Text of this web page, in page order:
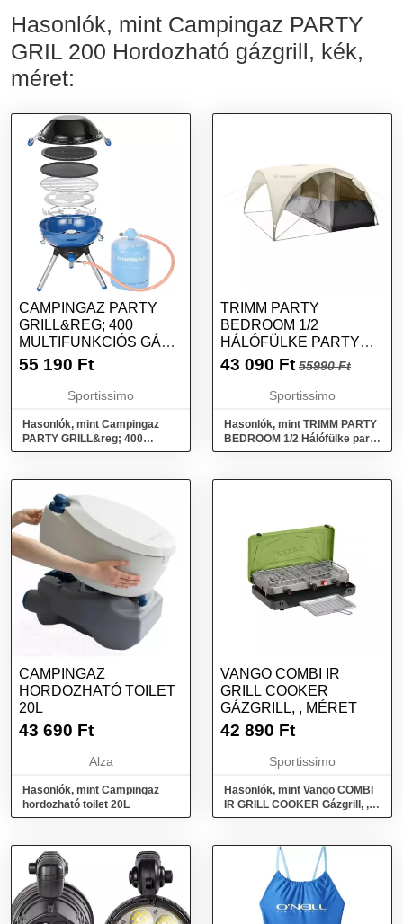
Hasonlók, mint Campingaz PARTY
GRIL 200 Hordozható gázgrill, kék,
méret:
CAMPINGAZ PARTY
GRILL&REG; 400
MULTIFUNKCIÓS GÁZ
GRILLSÜTŐ, KÉK,
55 190 Ft
Sportissimo
Hasonlók, mint Campingaz
PARTY GRILL&reg; 400
Multifunkciós gáz grillsütő,
TRIMM PARTY
BEDROOM 1/2
HÁLÓFÜLKE PARTY
SÁTORHOZ, SZÜRKE,
43 090 Ft 55990 Ft
Sportissimo
Hasonlók, mint TRIMM PARTY
BEDROOM 1/2 Hálófülke party
sátorhoz, szürke, méret
CAMPINGAZ
HORDOZHATÓ TOILET
20L
43 690 Ft
Alza
Hasonlók, mint Campingaz
hordozható toilet 20L
VANGO COMBI IR
GRILL COOKER
GÁZGRILL, , MÉRET
42 890 Ft
Sportissimo
Hasonlók, mint Vango COMBI
IR GRILL COOKER Gázgrill, ,
méret